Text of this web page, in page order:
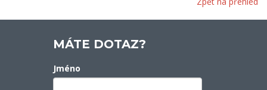
MÁTE DOTAZ?
Jméno